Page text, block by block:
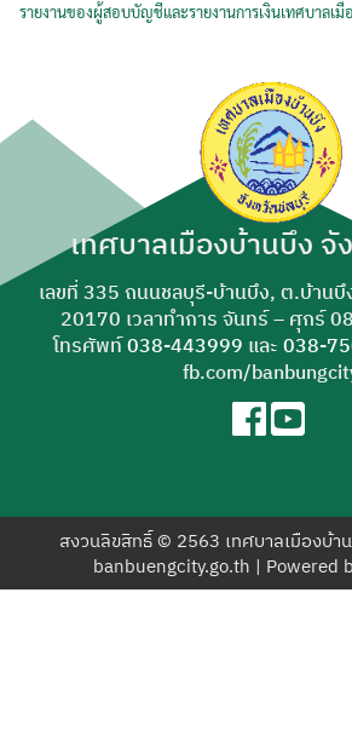
ค้นหา
สำหรับ:
รายงานของผู้สอบบัญชีและรายงานการเงินเทศบาลเมื
เทศบาลเมืองบ้านบึง จั
เลขที่ 335 ถนนชลบุรี-บ้านบึง, ต.บ้าน
20170 เวลาทำการ จันทร์ – ศุกร์
โทรศัพท์038-443999 และ 038-
fb.com/
สงวนลิขสิทธิ์ © 2563 เทศบาลเมืองบ้า
banbuengcity.go.th | Powered